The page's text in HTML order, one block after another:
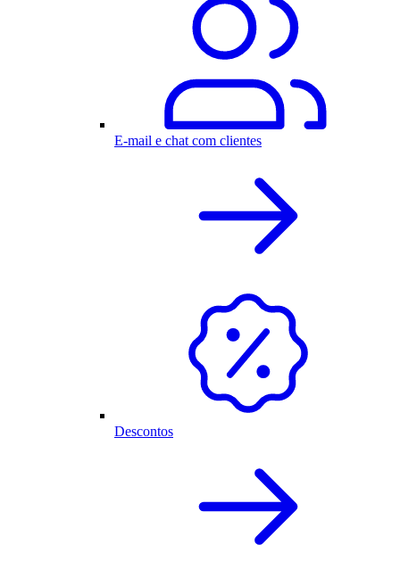
E-mail e chat com clientes
Descontos